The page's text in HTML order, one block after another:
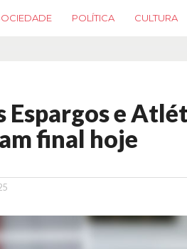
POLÍTICA CULTURA
Espargos e
final hoje